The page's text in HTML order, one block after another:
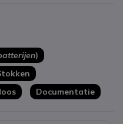
)
Documentatie